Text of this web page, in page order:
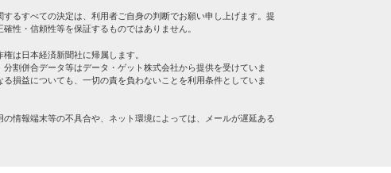
るすべての決定は、利用者ご自身の判断でお願い申し上げます。提
性・信頼性等を保証するものではありません。
は日本経済新聞社に帰属します。
割併合データ等はデータ・ゲット株式会社から提供を受けていま
損益についても、一切の責を負わないことを利用条件としていま
の情報端末等の不具合や、ネット環境によっては、メールが遅延ある